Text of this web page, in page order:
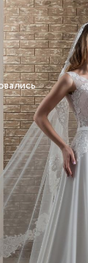
интересовались